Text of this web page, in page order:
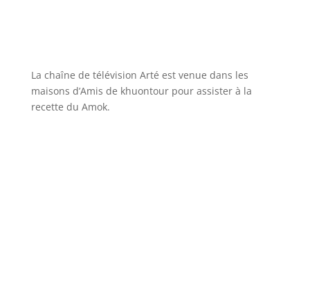
La chaîne de télévision Arté est venue dans les
maisons d’Amis de khuontour pour assister à la
recette du Amok.